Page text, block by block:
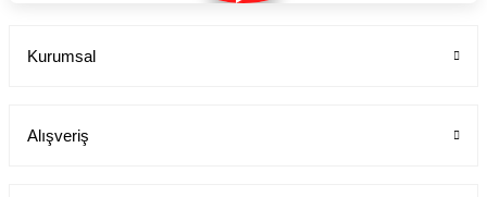
Kurumsal
Alışveriş